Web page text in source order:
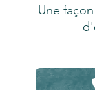
Une